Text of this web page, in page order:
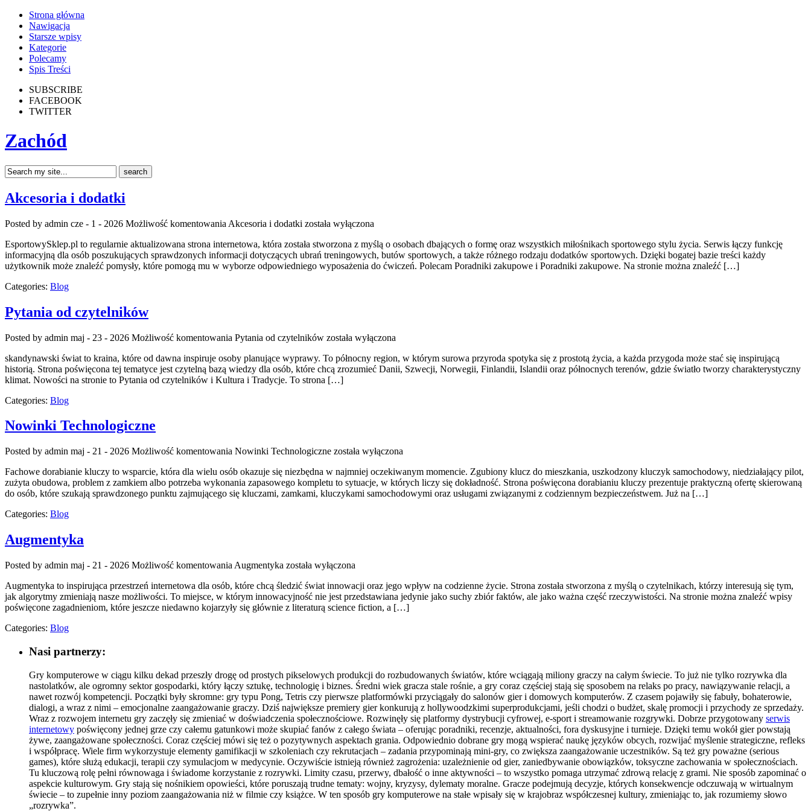
Strona główna
Nawigacja
Starsze wpisy
Kategorie
Polecamy
Spis Treści
SUBSCRIBE
FACEBOOK
TWITTER
Zachód
Akcesoria i dodatki
Posted by admin cze - 1 - 2026 Możliwość komentowania Akcesoria i dodatki została wyłączona
EsportowySklep.pl to regularnie aktualizowana strona internetowa, która została stworzona z myślą o osobach dbających o formę oraz wszystkich miłośnikach sportowego stylu życia. Serwis łączy funkcję
informacyjną dla osób poszukujących sprawdzonych informacji dotyczących ubrań treningowych, butów sportowych, a także różnego rodzaju dodatków sportowych. Dzięki bogatej bazie treści każdy
użytkownik może znaleźć pomysły, które pomogą mu w wyborze odpowiedniego wyposażenia do ćwiczeń. Polecam Poradniki zakupowe i Poradniki zakupowe. Na stronie można znaleźć […]
Categories: Blog
Pytania od czytelników
Posted by admin maj - 23 - 2026 Możliwość komentowania Pytania od czytelników została wyłączona
skandynawski świat to kraina, które od dawna inspiruje osoby planujące wyprawy. To północny region, w którym surowa przyroda spotyka się z prostotą życia, a każda przygoda może stać się inspirującą
historią. Strona poświęcona tej tematyce jest czytelną bazą wiedzy dla osób, które chcą zrozumieć Danii, Szwecji, Norwegii, Finlandii, Islandii oraz północnych terenów, gdzie światło tworzy charakterystyczny
klimat. Nowości na stronie to Pytania od czytelników i Kultura i Tradycje. To strona […]
Categories: Blog
Nowinki Technologiczne
Posted by admin maj - 21 - 2026 Możliwość komentowania Nowinki Technologiczne została wyłączona
Fachowe dorabianie kluczy to wsparcie, która dla wielu osób okazuje się niezbędna w najmniej oczekiwanym momencie. Zgubiony klucz do mieszkania, uszkodzony kluczyk samochodowy, niedziałający pilot,
zużyta obudowa, problem z zamkiem albo potrzeba wykonania zapasowego kompletu to sytuacje, w których liczy się dokładność. Strona poświęcona dorabianiu kluczy prezentuje praktyczną ofertę skierowaną
do osób, które szukają sprawdzonego punktu zajmującego się kluczami, zamkami, kluczykami samochodowymi oraz usługami związanymi z codziennym bezpieczeństwem. Już na […]
Categories: Blog
Augmentyka
Posted by admin maj - 21 - 2026 Możliwość komentowania Augmentyka została wyłączona
Augmentyka to inspirująca przestrzeń internetowa dla osób, które chcą śledzić świat innowacji oraz jego wpływ na codzienne życie. Strona została stworzona z myślą o czytelnikach, którzy interesują się tym,
jak algorytmy zmieniają nasze możliwości. To miejsce, w którym innowacyjność nie jest przedstawiana jedynie jako suchy zbiór faktów, ale jako ważna część rzeczywistości. Na stronie można znaleźć wpisy
poświęcone zagadnieniom, które jeszcze niedawno kojarzyły się głównie z literaturą science fiction, a […]
Categories: Blog
Nasi partnerzy:
Gry komputerowe w ciągu kilku dekad przeszły drogę od prostych pikselowych produkcji do rozbudowanych światów, które wciągają miliony graczy na całym świecie. To już nie tylko rozrywka dla
nastolatków, ale ogromny sektor gospodarki, który łączy sztukę, technologię i biznes. Średni wiek gracza stale rośnie, a gry coraz częściej stają się sposobem na relaks po pracy, nawiązywanie relacji, a
nawet rozwój kompetencji. Początki były skromne: gry typu Pong, Tetris czy pierwsze platformówki przyciągały do salonów gier i domowych komputerów. Z czasem pojawiły się fabuły, bohaterowie,
dialogi, a wraz z nimi – emocjonalne zaangażowanie graczy. Dziś największe premiery gier konkurują z hollywoodzkimi superprodukcjami, jeśli chodzi o budżet, skalę promocji i przychody ze sprzedaży.
Wraz z rozwojem internetu gry zaczęły się zmieniać w doświadczenia społecznościowe. Rozwinęły się platformy dystrybucji cyfrowej, e-sport i streamowanie rozgrywki. Dobrze przygotowany serwis
internetowy poświęcony jednej grze czy całemu gatunkowi może skupiać fanów z całego świata – oferując poradniki, recenzje, aktualności, fora dyskusyjne i turnieje. Dzięki temu wokół gier powstają
żywe, zaangażowane społeczności. Coraz częściej mówi się też o pozytywnych aspektach grania. Odpowiednio dobrane gry mogą wspierać naukę języków obcych, rozwijać myślenie strategiczne, refleks
i współpracę. Wiele firm wykorzystuje elementy gamifikacji w szkoleniach czy rekrutacjach – zadania przypominają mini-gry, co zwiększa zaangażowanie uczestników. Są też gry poważne (serious
games), które służą edukacji, terapii czy symulacjom w medycynie. Oczywiście istnieją również zagrożenia: uzależnienie od gier, zaniedbywanie obowiązków, toksyczne zachowania w społecznościach.
Tu kluczową rolę pełni równowaga i świadome korzystanie z rozrywki. Limity czasu, przerwy, dbałość o inne aktywności – to wszystko pomaga utrzymać zdrową relację z grami. Nie sposób zapominać o
aspekcie kulturowym. Gry stają się nośnikiem opowieści, które poruszają trudne tematy: wojny, kryzysy, dylematy moralne. Gracze podejmują decyzje, których konsekwencje odczuwają w wirtualnym
świecie – to zupełnie inny poziom zaangażowania niż w filmie czy książce. W ten sposób gry komputerowe na stałe wpisały się w krajobraz współczesnej kultury, zmieniając to, jak rozumiemy słowo
„rozrywka”.